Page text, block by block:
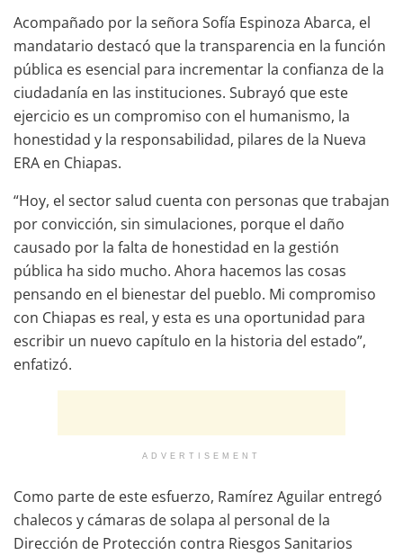
Acompañado por la señora Sofía Espinoza Abarca, el
mandatario destacó que la transparencia en la función
pública es esencial para incrementar la confianza de la
ciudadanía en las instituciones. Subrayó que este
ejercicio es un compromiso con el humanismo, la
honestidad y la responsabilidad, pilares de la Nueva
ERA en Chiapas.
“Hoy, el sector salud cuenta con personas que trabajan
por convicción, sin simulaciones, porque el daño
causado por la falta de honestidad en la gestión
pública ha sido mucho. Ahora hacemos las cosas
pensando en el bienestar del pueblo. Mi compromiso
con Chiapas es real, y esta es una oportunidad para
escribir un nuevo capítulo en la historia del estado”,
enfatizó.
ADVERTISEMENT
Como parte de este esfuerzo, Ramírez Aguilar entregó
chalecos y cámaras de solapa al personal de la
Dirección de Protección contra Riesgos Sanitarios